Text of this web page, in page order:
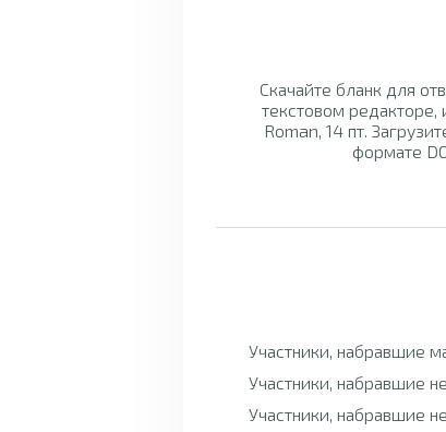
Скачайте бланк для
текстовом
Roman, 14 пт.
формате
Участники, набравшие
Участники, набравшие
Участники, набравшие